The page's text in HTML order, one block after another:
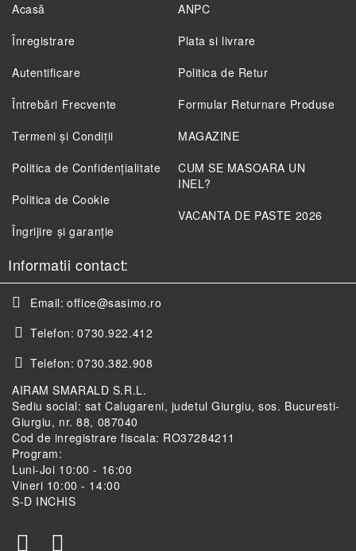
Acasă
Înregistrare
Autentificare
Întrebări Frecvente
ANPC
Plata si livrare
Politica de Retur
Formular Returnare Produse
Termeni și Condiții
Politica de Confidenţialitate
Politica de Cookie
Îngrijire și garanție
MAGAZINE
CUM SE MASOARA UN
INEL?
VACANTA DE PASTE 2026
Informatii contact:
Email: office@sasimo.ro
Telefon: 0730.922.412
Telefon: 0730.382.908
AIRAM SMARALD S.R.L.
Sediu social: sat Calugareni, judetul Giurgiu, sos. Bucuresti-
Giurgiu, nr. 88, 087040
Cod de inregistrare fiscala: RO37284211
Program:
Luni-Joi 10:00 - 16:00
Vineri 10:00 - 14:00
S-D INCHIS